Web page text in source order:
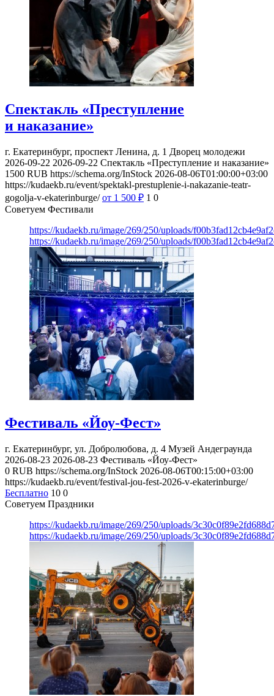
Спектакль «Преступление
и наказание»
г. Екатеринбург, проспект Ленина, д. 1 Дворец молодежи
2026-09-22 2026-09-22 Спектакль «Преступление и наказание»
1500 RUB https://schema.org/InStock 2026-08-06T01:00:00+03:00
https://kudaekb.ru/event/spektakl-prestuplenie-i-nakazanie-teatr-
gogolja-v-ekaterinburge/ от 1 500 ₽ 1 0
Советуем Фестивали
https://kudaekb.ru/image/269/250/uploads/
https://kudaekb.ru/image/269/250/uploads/
Фестиваль «Йоу-Фест»
г. Екатеринбург, ул. Добролюбова, д. 4 Музей Андеграунда
2026-08-23 2026-08-23 Фестиваль «Йоу-Фест»
0 RUB https://schema.org/InStock 2026-08-06T00:15:00+03:00
https://kudaekb.ru/event/festival-jou-fest-2026-v-ekaterinburge/
Бесплатно 10 0
Советуем Праздники
https://kudaekb.ru/image/269/250/uploads/
https://kudaekb.ru/image/269/250/uploads/